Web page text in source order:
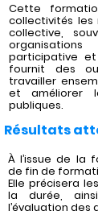
Cette
collectivités les
collective,
participative
fournit des
travailler
et améliorer
publiques.
Résultats
À l’issue de la
de fin de
Elle précisera
la durée,
l’évaluation des